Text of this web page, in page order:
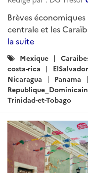
Brèves
centrale et les
la suite
Catégories
:
Mexique
costa-rica
ElSalvador
Nicaragua
Panama
Trinidad-et-Tobago